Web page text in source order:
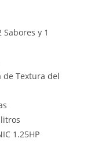
y 1
de Textura del
1.25HP